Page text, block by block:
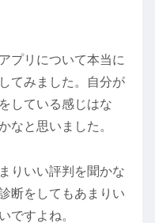
プリについて本当に
てみました。自分が
している感じはな
なと思いました。
りいい評判を聞かな
断をしてもあまりい
ですよね。